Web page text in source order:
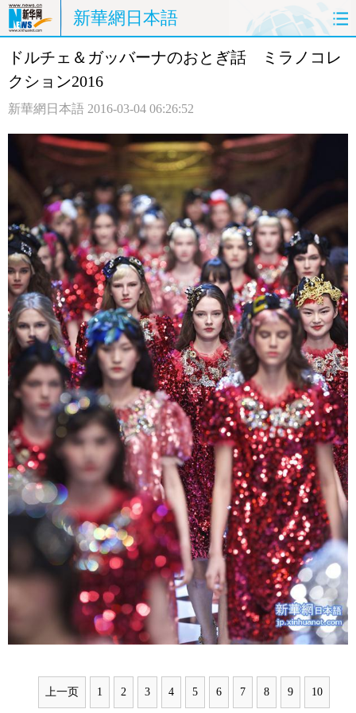
新華網日本語
ホームページ 政治 経済
観光 評論 写真
ドルチェ＆ガッバーナのおとぎ話 ミラノコレ
クション2016
新華網日本語 2016-03-04 06:26:52
上一页 1 2 3 4 5 6 7 8 9 10